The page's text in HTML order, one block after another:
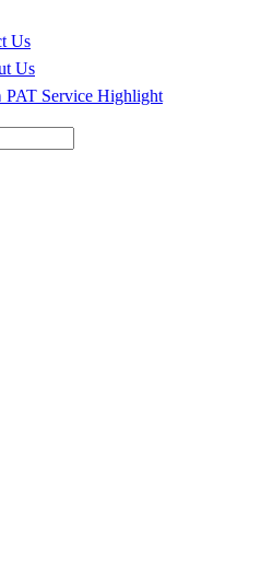
Us
Us
Service Highlight